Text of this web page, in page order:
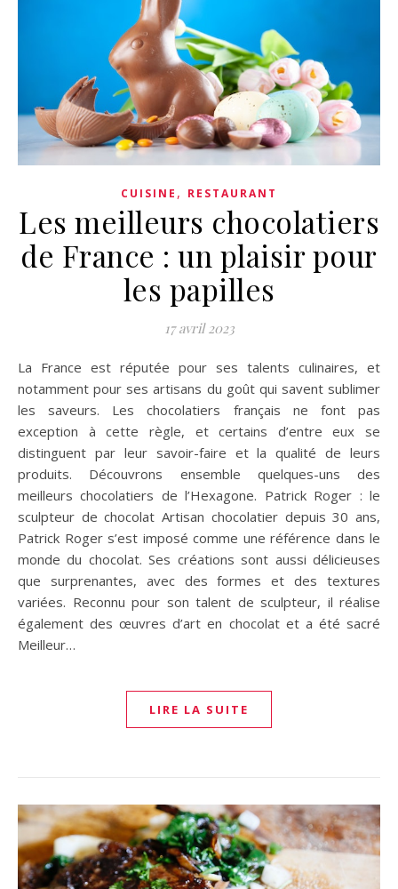
CUISINE , RESTAURANT
Les meilleurs chocolatiers
de France : un plaisir pour
les papilles
17 avril 2023
La France est réputée pour ses talents culinaires, et
notamment pour ses artisans du goût qui savent sublimer
les saveurs. Les chocolatiers français ne font pas
exception à cette règle, et certains d’entre eux se
distinguent par leur savoir-faire et la qualité de leurs
produits. Découvrons ensemble quelques-uns des
meilleurs chocolatiers de l’Hexagone. Patrick Roger : le
sculpteur de chocolat Artisan chocolatier depuis 30 ans,
Patrick Roger s’est imposé comme une référence dans le
monde du chocolat. Ses créations sont aussi délicieuses
que surprenantes, avec des formes et des textures
variées. Reconnu pour son talent de sculpteur, il réalise
également des œuvres d’art en chocolat et a été sacré
Meilleur…
LIRE LA SUITE